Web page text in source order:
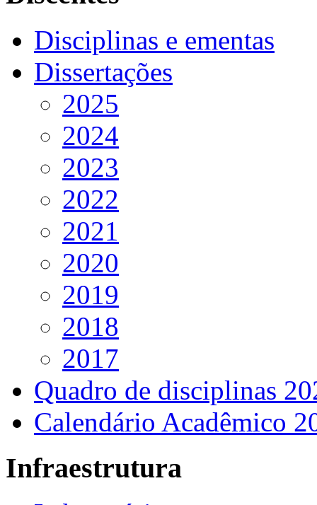
Disciplinas e ementas
Dissertações
2025
2024
2023
2022
2021
2020
2019
2018
2017
Quadro de disciplinas
Calendário Acadêmico
Infraestrutura